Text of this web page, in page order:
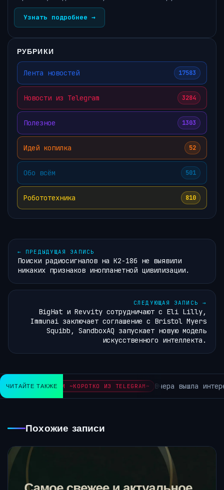
Узнать подробнее →
РУБРИКИ
Лента новостей 17583
Новости из Telegram 3284
Полезное 1303
Идей копилка 52
Обо всём 501
Робототехника 810
← ПРЕДЫДУЩАЯ ЗАПИСЬ
Поиски радиосигналов на К2-18б не выявили
никаких признаков инопланетной цивилизации.
СЛЕДУЮЩАЯ ЗАПИСЬ →
BigHat и Revvity сотрудничают с Eli Lilly,
Immunai заключает соглашение с Bristol Myers
Squibb, SandboxAQ запускает новую модель
искусственного интеллекта.
ЧИТАЙТЕ ТАКЖЕ
РУБРИКИ ~КОРОТКО ИЗ TELEGRAM~ Вчера вышла интересная
Похожие записи